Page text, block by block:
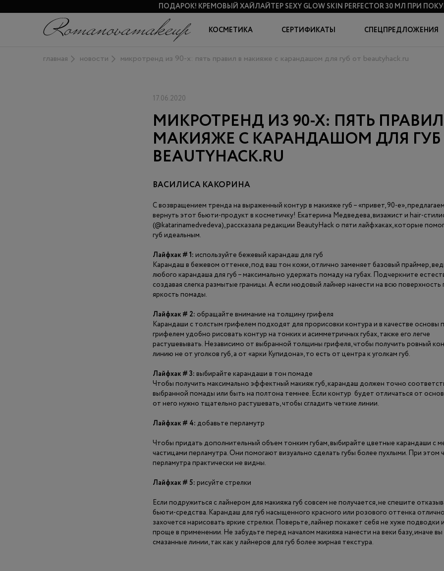
ПОДАРОК! КРЕМОВЫЙ ХАЙЛАЙТЕР SEXY GLOW SKIN PERFECTOR 30 МЛ ПРИ
КОСМЕТИКА СЕРТИФИКАТЫ СПЕЦПРЕДЛОЖЕНИЯ
главная новости микротренд из 90-х: пять правил в макияже с карандашом для губ от beautyhack.ru
17.06.2020
МИКРОТРЕНД ИЗ 90-Х: ПЯТЬ
МАКИЯЖЕ С КАРАНДАШОМ ДЛЯ ГУБ
BEAUTYHACK.RU
ВАСИЛИСА КАКОРИНА
С возвращением тренда на выраженный контур в макияже губ – «привет, 90-е»,
вернуть этот бьюти-продукт в косметичку! Екатерина Медведева, визажист и hair-
(@katarinamedvedeva), рассказала редакции BeautyHack о пяти лайфхаках, которые
губ идеальным.
Лайфхак # 1: используйте бежевый карандаш для губ
Карандаш в бежевом оттенке, под ваш тон кожи, отлично заменяет базовый праймер,
любого карандаша для губ – максимально удержать помаду на губах. Подчеркните
создавая слегка размытые границы. А если нюдовый лайнер нанести на всю поверхность
яркость помады.
Лайфхак # 2: обращайте внимание на толщину грифеля
Карандаши с толстым грифелем подходят для прорисовки контура и в качестве основы
грифелем удобно рисовать контур на тонких и асимметричных губах, также его легче
растушевывать. Независимо от выбранной толщины грифеля, чтобы получить ровный
линию не от уголков губ, а от «арки Купидона», то есть от центра к уголкам губ.
Лайфхак # 3: выбирайте карандаши в тон помаде
Чтобы получить максимально эффектный макияж губ, карандаш должен точно
выбранной помады или быть на полтона темнее. Если контур будет отличаться от
от него нужно тщательно растушевать, чтобы сгладить четкие линии.
Лайфхак # 4: добавьте перламутр
Чтобы придать дополнительный объем тонким губам, выбирайте цветные карандаши с
частицами перламутра. Они помогают визуально сделать губы более пухлыми. При этом
перламутра практически не видны.
Лайфхак # 5: рисуйте стрелки
Если подружиться с лайнером для макияжа губ совсем не получается, не спешите
бьюти-средства. Карандаш для губ насыщенного красного или розового оттенка
захочется нарисовать яркие стрелки. Поверьте, лайнер покажет себя не хуже подводки
проще в применении. Не забудьте перед началом макияжа нанести на веки базу, иначе
смазанные линии, так как у лайнеров для губ более жирная текстура.